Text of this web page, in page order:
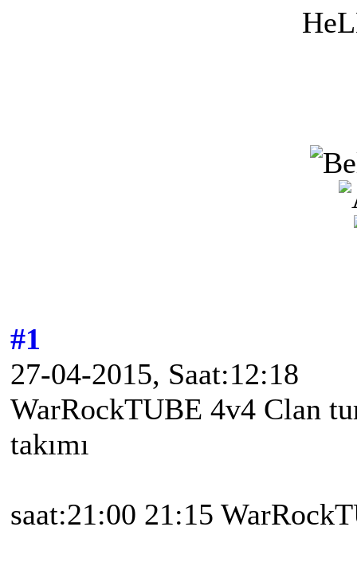
#1
27-04-2015, Saat:12:18
WarRockTUBE 4v4 Clan
takımı
saat:21:00 21:15